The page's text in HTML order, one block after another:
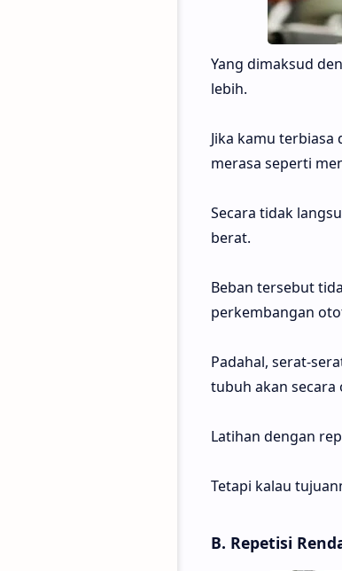
Yang dimaksud
lebih.
Jika kamu
merasa seperti
Secara tidak
berat.
Beban tersebut
perkembangan
Padahal, serat-
tubuh akan
Latihan dengan
Tetapi kalau
B. Repetisi